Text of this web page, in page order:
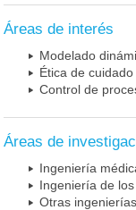
Áreas de interés
Modelado
Ética de cuidado
Control de
Áreas de
Ingeniería
Ingeniería de
Otras